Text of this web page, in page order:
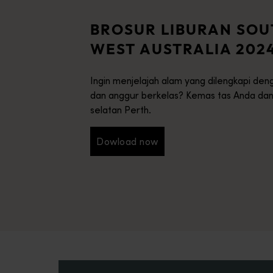
BROSUR LIBURAN
WEST AUSTRALIA
Ingin menjelajah alam yang dilengkapi
dan anggur berkelas? Kemas tas Anda
selatan Perth.
Dowload now
Dowload now